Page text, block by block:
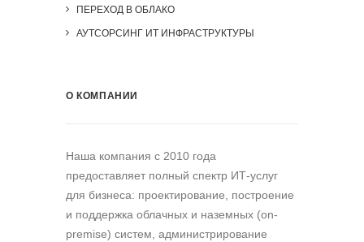
ПЕРЕХОД В ОБЛАКО
АУТСОРСИНГ ИТ ИНФРАСТРУКТУРЫ
О КОМПАНИИ
Наша компания c 2010 года
предоставляет полный спектр ИТ-услуг
для бизнеса: проектирование, построение
и поддержка облачных и наземных (on-
premise) систем, администрирование